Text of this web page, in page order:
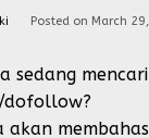
Posted on March
sedang
akan